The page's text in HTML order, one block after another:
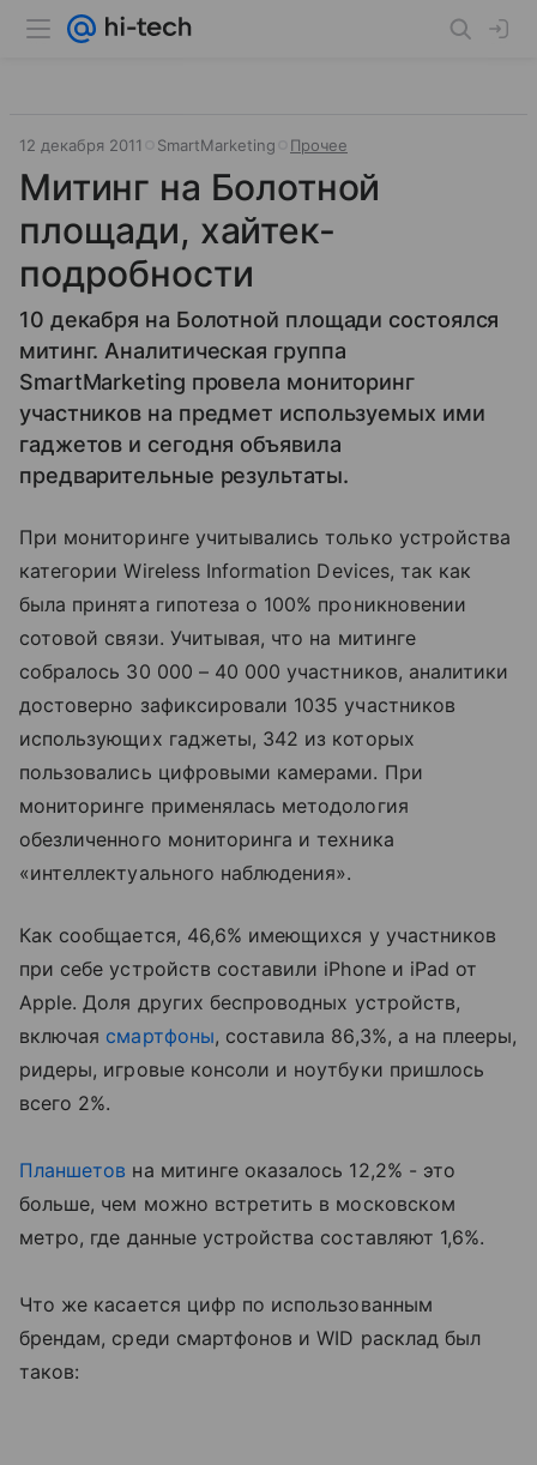
12 декабря 2011 SmartMarketing Прочее
Митинг на Болотной
площади, хайтек-
подробности
10 декабря на Болотной площади состоялся
митинг. Аналитическая группа
SmartMarketing провела мониторинг
участников на предмет используемых ими
гаджетов и сегодня объявила
предварительные результаты.
При мониторинге учитывались только устройства
категории Wireless Information Devices, так как
была принята гипотеза о 100% проникновении
сотовой связи. Учитывая, что на митинге
собралось 30 000 – 40 000 участников, аналитики
достоверно зафиксировали 1035 участников
использующих гаджеты, 342 из которых
пользовались цифровыми камерами. При
мониторинге применялась методология
обезличенного мониторинга и техника
«интеллектуального наблюдения».
Как сообщается, 46,6% имеющихся у участников
при себе устройств составили iPhone и iPad от
Apple. Доля других беспроводных устройств,
включая смартфоны, составила 86,3%, а на плееры,
ридеры, игровые консоли и ноутбуки пришлось
всего 2%.
Планшетов на митинге оказалось 12,2% - это
больше, чем можно встретить в московском
метро, где данные устройства составляют 1,6%.
Что же касается цифр по использованным
брендам, среди смартфонов и WID расклад был
таков: